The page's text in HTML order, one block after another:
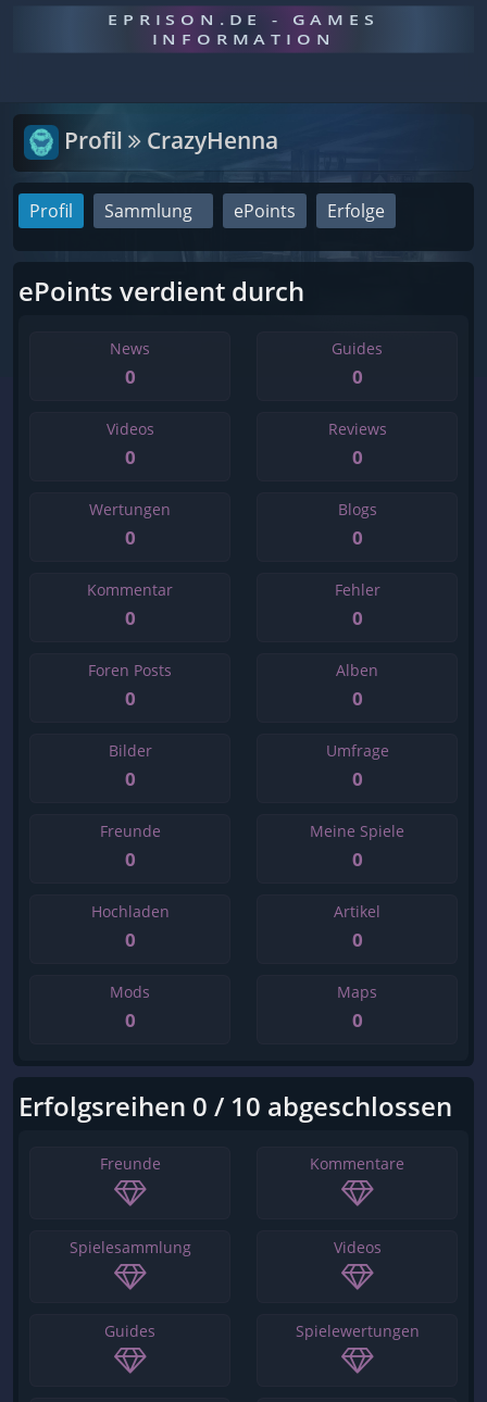
EPRISON.DE - GAMES
INFORMATION
Profil CrazyHenna
Profil Sammlung ePoints Erfolge
ePoints verdient durch
News
0
Guides
0
Videos
0
Reviews
0
Wertungen
0
Blogs
0
Kommentar
0
Fehler
0
Foren Posts
0
Alben
0
Bilder
0
Umfrage
0
Freunde
0
Meine Spiele
0
Hochladen
0
Artikel
0
Mods
0
Maps
0
Erfolgsreihen 0 / 10 abgeschlossen
Freunde Kommentare
Spielesammlung Videos
Guides Spielewertungen